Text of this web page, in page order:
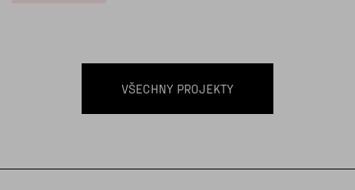
VŠECHNY PROJEKTY